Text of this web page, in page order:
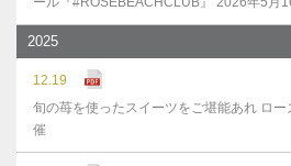
2025
12.19
旬の苺を使ったスイーツをご堪能あれ ロ
催